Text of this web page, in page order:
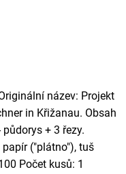
název: Projekt
in Křižanau. Obsah
+ 3 řezy.
("plátno"), tuš
Počet kusů: 1